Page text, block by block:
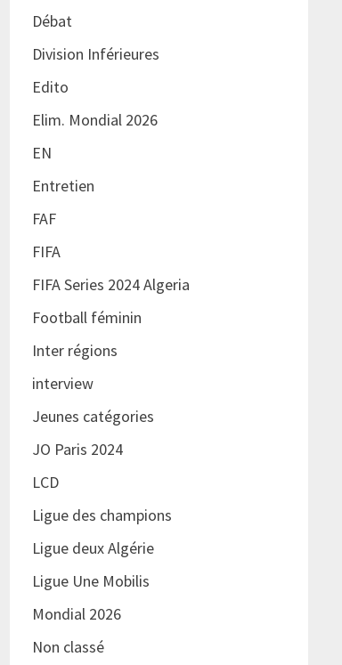
Débat
Division Inférieures
Edito
Elim. Mondial 2026
EN
Entretien
FAF
FIFA
FIFA Series 2024 Algeria
Football féminin
Inter régions
interview
Jeunes catégories
JO Paris 2024
LCD
Ligue des champions
Ligue deux Algérie
Ligue Une Mobilis
Mondial 2026
Non classé